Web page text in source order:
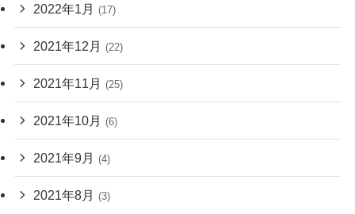
2022年1月 (17)
2021年12月 (22)
2021年11月 (25)
2021年10月 (6)
2021年9月 (4)
2021年8月 (3)